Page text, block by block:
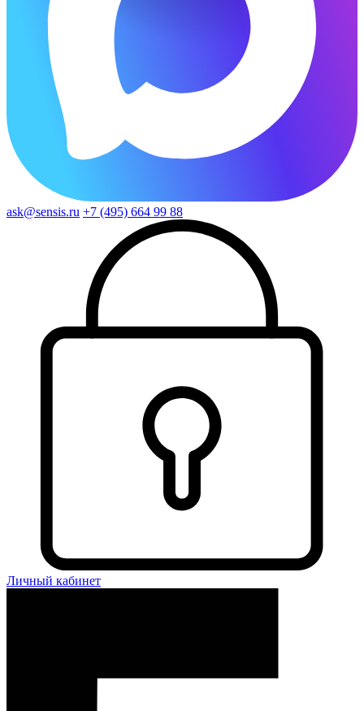
ask@sensis.ru +7 (495) 664 99 88
Личный кабинет